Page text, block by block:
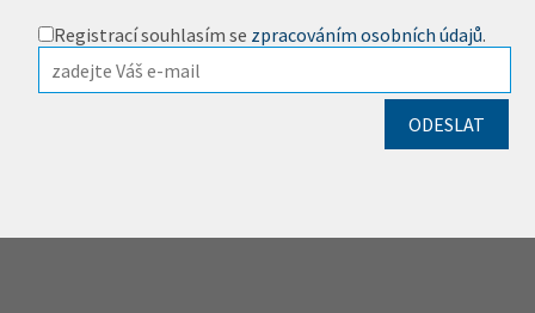
Registrací souhlasím se zpracováním osobních údajů.